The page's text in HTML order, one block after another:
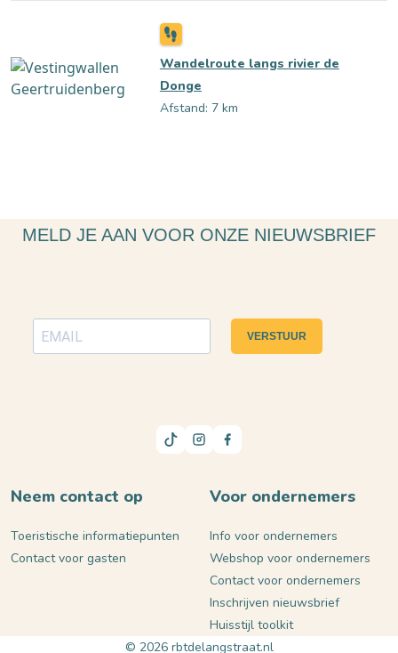
Wandelroute langs rivier de
Donge
Afstand: 7 km
MELD JE AAN VOOR ONZE NIEUWSBRIEF
VERSTUUR
Neem contact op
Toeristische informatiepunten
Contact voor gasten
Voor ondernemers
Info voor ondernemers
Webshop voor ondernemers
Contact voor ondernemers
Inschrijven nieuwsbrief
Huisstijl toolkit
© 2026 rbtdelangstraat.nl